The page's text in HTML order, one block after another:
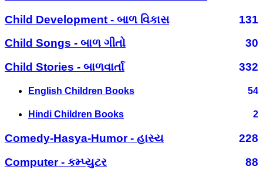
Child Development - બાળ વિકાસ
131
Child Songs - બાળ ગીતો
30
Child Stories - બાળવાર્તા
332
English Children Books 54
Hindi Children Books 2
Comedy-Hasya-Humor - હાસ્ય
228
Computer - કમ્પ્યુટર
88